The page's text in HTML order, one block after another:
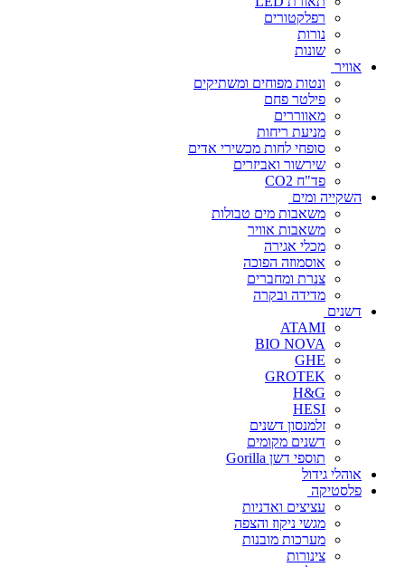
רפלקטורים
נורות
שונות
אוויר
ונטות מפוחים ומשתיקים
פילטר פחם
מאווררים
מניעת ריחות
סופחי לחות מכשירי אדים
שירשור ואביזרים
פד"ח CO2
השקייה ומים
משאבות מים טבולות
משאבות אוויר
מכלי אגירה
אוסמוזה הפוכה
צנרת ומחברים
מדידה ובקרה
דשנים
ATAMI
BIO NOVA
GHE
GROTEK
H&G
HESI
זלמנסון דשנים
דשנים מקומים
תוספי דשן Gorilla
אוהלי גידול
פלסטיקה
עציצים ואדניות
מגשי ניקוז והצפה
מערכות מובנות
צינורות